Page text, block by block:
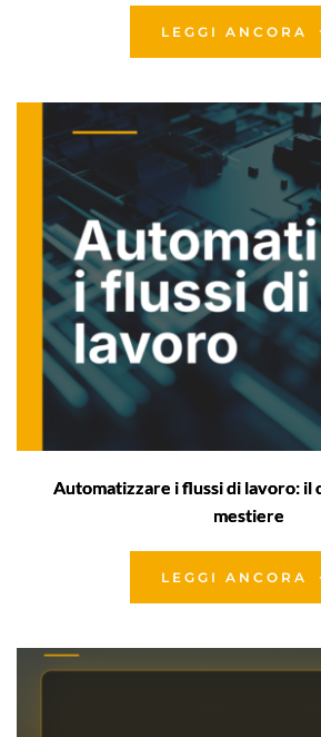
LEGGI ANCORA
Automatizzare i flussi di lavoro: il
mestiere
LEGGI ANCORA